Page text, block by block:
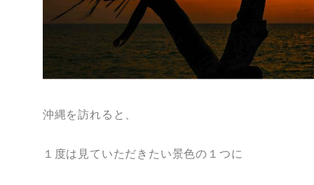
沖縄を訪れると、
１度は見ていただきたい景色の１つに